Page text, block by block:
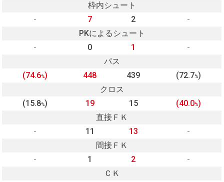
枠内シュート
-
7 2
-
PKによるシュート
-
0 1
-
パス
(74.6%) 448 439 (72.7%)
クロス
(15.8%) 19 15 (40.0%)
直接ＦＫ
-
11 13
-
間接ＦＫ
-
1 2
-
ＣＫ